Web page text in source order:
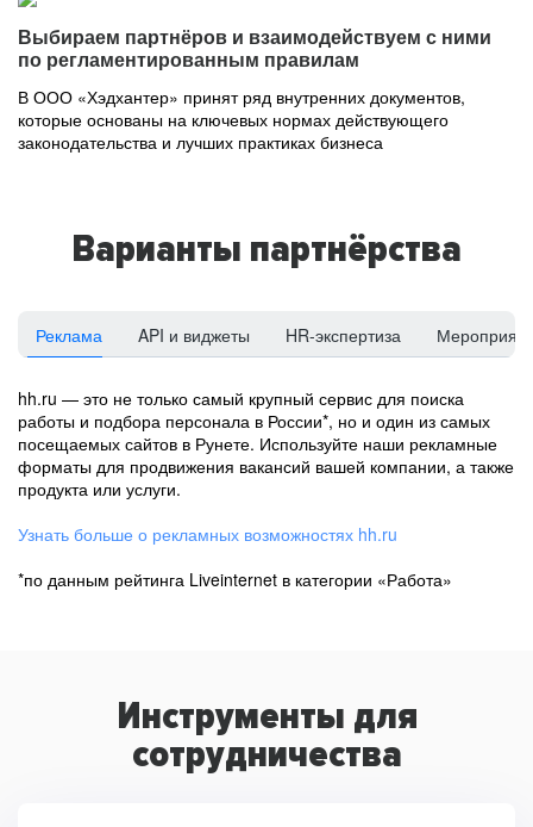
Выбираем партнёров и взаимодействуем с ними
по регламентированным правилам
В ООО «Хэдхантер» принят ряд внутренних документов,
которые основаны на ключевых нормах действующего
законодательства и лучших практиках бизнеса
Варианты партнёрства
Реклама API и виджеты HR-экспертиза
hh.ru — это не только самый крупный сервис для поиска
работы и подбора персонала в России*, но и один из самых
посещаемых сайтов в Рунете. Используйте наши рекламные
форматы для продвижения вакансий вашей компании, а также
продукта или услуги.
Узнать больше о рекламных возможностях hh.ru
*по данным рейтинга Liveinternet в категории «Работа»
Инструменты для
сотрудничества